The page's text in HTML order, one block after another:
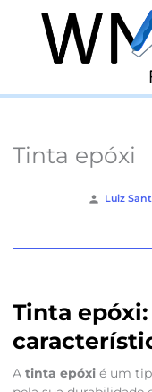
conteúdo
Tinta epóxi
Luiz
Tinta epóxi:
A tinta epóxié um